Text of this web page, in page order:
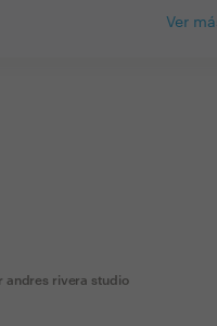
Ver
andres rivera studio